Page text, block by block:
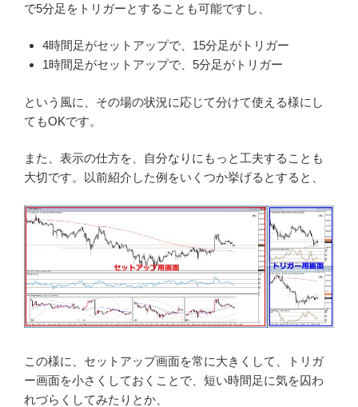
で5分足をトリガーとすることも可能ですし、
4時間足がセットアップで、15分足がトリガー
1時間足がセットアップで、5分足がトリガー
という風に、その場の状況に応じて分けて使える様にし
てもOKです。
また、表示の仕方を、自分なりにもっと工夫することも
大切です。以前紹介した例をいくつか挙げるとすると、
この様に、セットアップ画面を常に大きくして、トリガ
ー画面を小さくしておくことで、短い時間足に気を囚わ
れづらくしてみたりとか、